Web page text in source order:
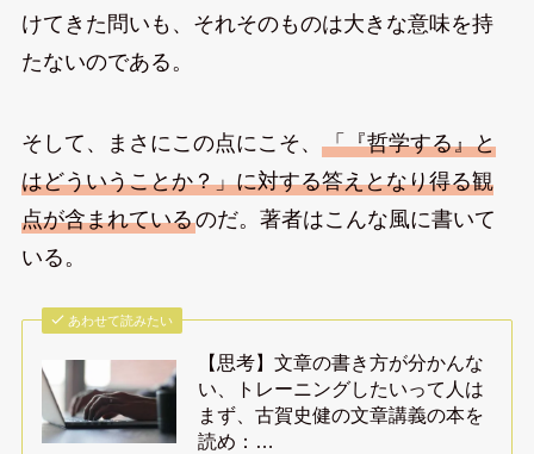
けてきた問いも、それそのものは大きな意味を持
たないのである。
そして、まさにこの点にこそ、 「『哲学する』と
はどういうことか？」に対する答えとなり得る観
点が含まれているのだ。著者はこんな風に書いて
いる。
あわせて読みたい
【思考】文章の書き方が分かんな
い、トレーニングしたいって人は
まず、古賀史健の文章講義の本を
読め：…